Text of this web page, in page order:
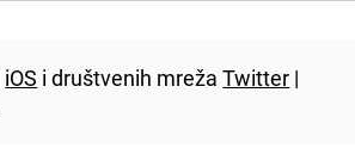
iOS i društvenih mrežaTwitter |